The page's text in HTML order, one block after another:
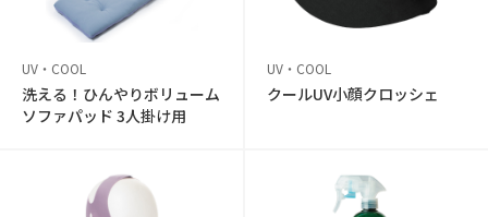
UV・COOL
洗える！ひんやりボリューム
ソファパッド 3人掛け用
UV・COOL
クールUV小顔クロッシェ